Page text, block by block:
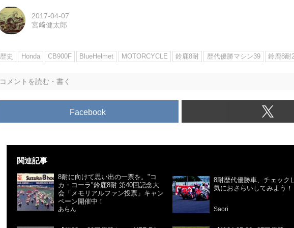
2017-04-07
宮﨑健太郎
歴史 Honda CB900F BlueHelmet MOTORCYCLE 鈴鹿8耐 歴代優勝マシン39 鈴鹿8耐
コメントを読む・書く
Facebook
関連記事
8耐に向けて思い出の一票を。"コ
カ・コーラ"鈴鹿8耐 第40回記念大
会「メモリアルファン投票」キャン
ペーン開催中！
あらん
8耐歴代優勝車、チェック
気におさらいしてみよう！
Saori